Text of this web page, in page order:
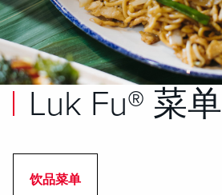
Luk Fu® 菜单
饮品菜单